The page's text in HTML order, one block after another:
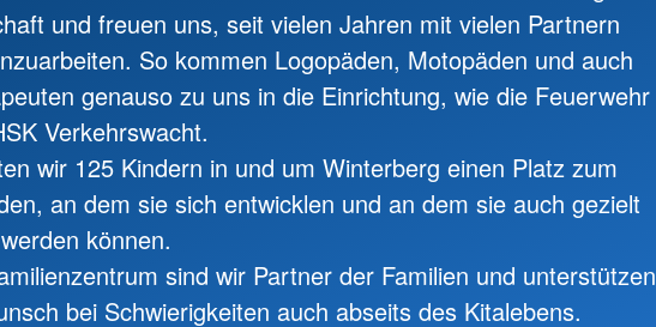
und freuen uns, seit vielen Jahren mit vielen Partnern
So kommen Logopäden, Motopäden und auch
genauso zu uns in die Einrichtung, wie die Feuerwehr
Verkehrswacht.
wir 125 Kindern in und um Winterberg einen Platz zum
an dem sie sich entwicklen und an dem sie auch gezielt
können.
sind wir Partner der Familien und unterstützen
bei Schwierigkeiten auch abseits des Kitalebens.